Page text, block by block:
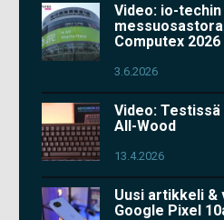
Video: io-techin
Computex
3.6.2026
Video: Testissä
All-Wood
13.4.2026
Uusi artikkeli &
Google Pixel